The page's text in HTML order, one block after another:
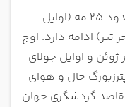
شب‌های سفید در سنت پترزبورگ از حدود ۲۵ مه (اوایل
۱۶ ژوئیه (اواخر تیر) ادامه دارد. اوج
و اوایل جولای
حال و هوای
گردشگری جهان